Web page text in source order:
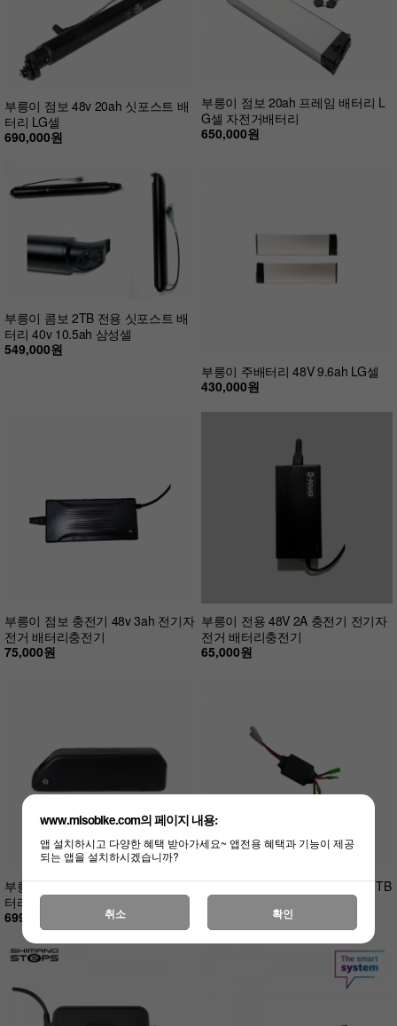
부릉이 점보 48v 20ah 싯포스트 배
터리 LG셀
690,000원
부릉이 점보 20ah 프레임 배터리 L
G셀 자전거배터리
650,000원
부릉이 콤보 2TB 전용 싯포스트 배
터리 40v 10.5ah 삼성셀
549,000원
부릉이 주배터리 48V 9.6ah LG셀
430,000원
부릉이 점보 충전기 48v 3ah 전기자
전거 배터리충전기
75,000원
부릉이 전용 48V 2A 충전기 전기자
전거 배터리충전기
65,000원
부릉이 48v 20ah 보조배터리 LG배
터리셀
699,000원
부릉이 배터리 다이오드 부릉이2TB
콤보 점보
www.misobike.com의 페이지 내용:
앱 설치하시고 다양한 혜택 받아가세요~ 앱전용 혜택과 기능이 제공
되는 앱을 설치하시겠습니까?
취소 확인